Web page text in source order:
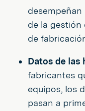
de la gestión
de
Datos de las
fabricantes
equipos, los
pasan a